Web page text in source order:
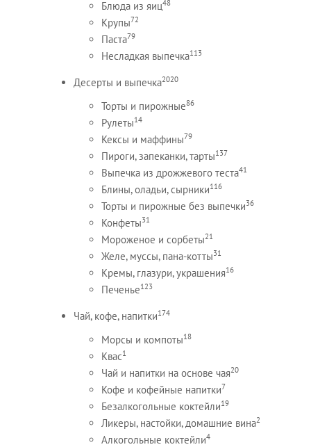
Блюда из яиц48
Крупы72
Паста79
Несладкая выпечка113
Десерты и выпечка2020
Торты и пирожные86
Рулеты14
Кексы и маффины79
Пироги, запеканки, тарты137
Выпечка из дрожжевого теста41
Блины, оладьи, сырники116
Торты и пирожные без выпечки36
Конфеты31
Мороженое и сорбеты21
Желе, муссы, пана-котты31
Кремы, глазури, украшения16
Печенье123
Чай, кофе, напитки174
Морсы и компоты18
Квас1
Чай и напитки на основе чая20
Кофе и кофейные напитки7
Безалкогольные коктейли19
Ликеры, настойки, домашние вина2
Алкогольные коктейли4